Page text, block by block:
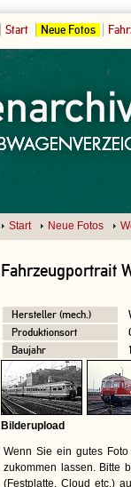
Start Neue Fotos
Start Neue Fotos
Fahrzeugportrait
Hersteller (mech.)
Produktionsort
Baujahr
Bilderupload
Wenn Sie ein gutes
zukommen lassen. Bitte
(Festplatte, Cloud etc.)